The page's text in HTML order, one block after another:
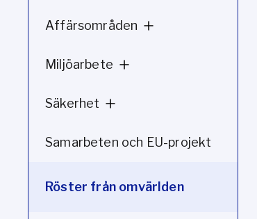
Affärsområden
Miljöarbete
Säkerhet
Samarbeten och EU-projekt
Röster från omvärlden